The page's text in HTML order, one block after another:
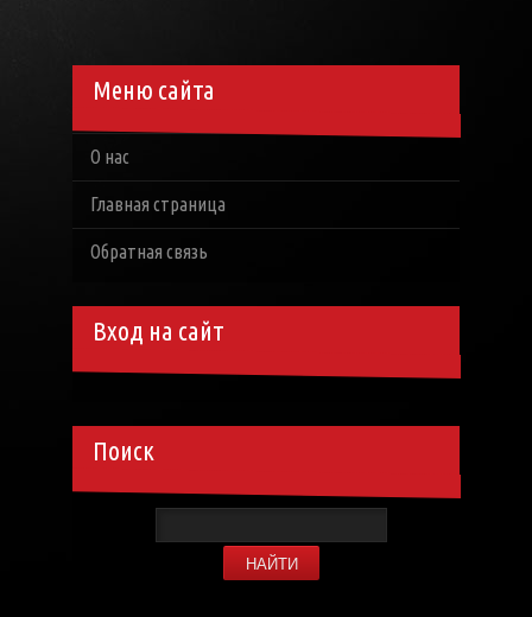
Меню сайта
О нас
Главная страница
Обратная связь
Вход на сайт
Поиск